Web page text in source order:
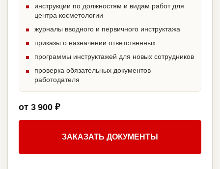
инструкции по должностям и видам работ для
центра косметологии
журналы вводного и первичного инструктажа
приказы о назначении ответственных
программы инструктажей для новых сотрудников
проверка обязательных документов
работодателя
от 3 900 ₽
ЗАКАЗАТЬ ДОКУМЕНТЫ